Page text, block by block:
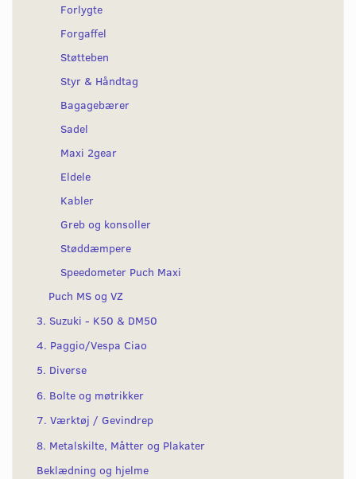
Forlygte
Forgaffel
Støtteben
Styr & Håndtag
Bagagebærer
Sadel
Maxi 2gear
Eldele
Kabler
Greb og konsoller
Støddæmpere
Speedometer Puch Maxi
Puch MS og VZ
3. Suzuki - K50 & DM50
4. Paggio/Vespa Ciao
5. Diverse
6. Bolte og møtrikker
7. Værktøj / Gevindrep
8. Metalskilte, Måtter og Plakater
Beklædning og hjelme